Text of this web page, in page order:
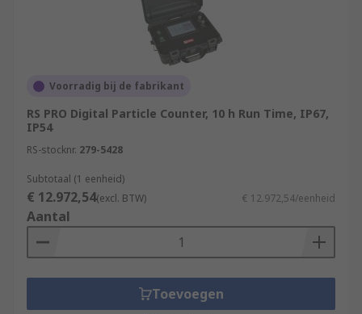
Voorradig bij de fabrikant
RS PRO Digital Particle Counter, 10 h Run Time, IP67,
IP54
RS-stocknr. 279-5428
Subtotaal (1 eenheid)
€ 12.972,54(excl. BTW) € 12.972,54/eenheid
Aantal
Toevoegen